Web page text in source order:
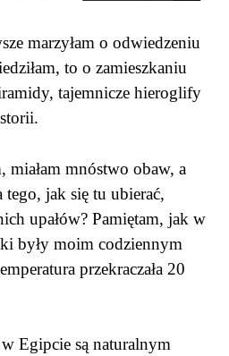
marzyłam o odwiedzeniu
to o zamieszkaniu
tajemnicze hieroglify
miałam mnóstwo obaw, a
tego, jak się tu ubierać,
upałów? Pamiętam, jak w
były moim codziennym
przekraczała 20
Egipcie są naturalnym